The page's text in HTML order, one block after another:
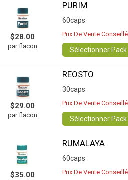
$28.00
par flacon
PURIM
60caps
Prix De Vente
Sélectionner Pack
$29.00
par flacon
REOSTO
30caps
Prix De Vente
Sélectionner Pack
$35.00
RUMALAYA
60caps
Prix De Vente